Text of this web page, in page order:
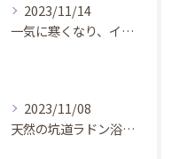
2023/11/14
一気に寒くなり、イルミネーションが綺麗な時期になりましたね😆
2023/11/08
天然の坑道ラドン浴施設『富栖の里』に行ってきました。